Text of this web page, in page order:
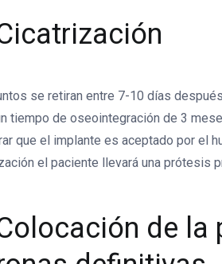
se retiran entre 7-10 días
tiempo de oseointegración de 3
que el implante es aceptado por el
el paciente llevará una prótesis
de la